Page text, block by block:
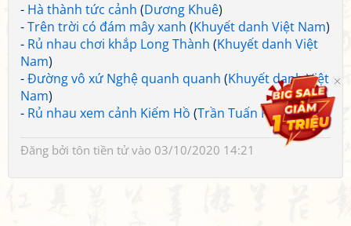
- Hà thành tức cảnh (Dương Khuê)
-Trên trời có đám mây xanh (Khuyết danh Việt Nam)
- Rủ nhau chơi khắp Long Thành (Khuyết danh Việt
Nam)
-Đường vô xứ Nghệ quanh quanh (Khuyết danh Việt
Nam)
- Rủ nhau xem cảnh Kiếm Hồ (Trần Tuấn Khải)
Đăng bởi tôn tiền tửvào 03/10/2020 14:21